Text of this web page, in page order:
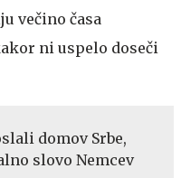
večino časa
ni uspelo doseči
domov Srbe,
slovo Nemcev